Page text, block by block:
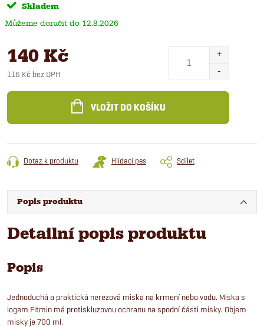
Skladem
12.8.2026
140 Kč
116 Kč bez DPH
cena:
VLOŽIT DO KOŠÍKU
Dotaz k produktu Hlídací pes Sdílet
Popis produktu
Detailní popis produktu
Popis
Jednoduchá a praktická nerezová miska na krmení nebo vodu. Miska s
logem Fitmin má protiskluzovou ochranu na spodní části misky. Objem
misky je 700 ml.